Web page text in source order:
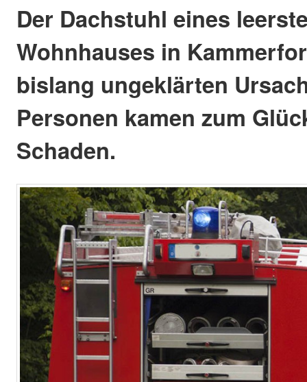
Der Dachstuhl eines
Wohnhauses in
bislang ungeklärten
Personen kamen zum
Schaden.